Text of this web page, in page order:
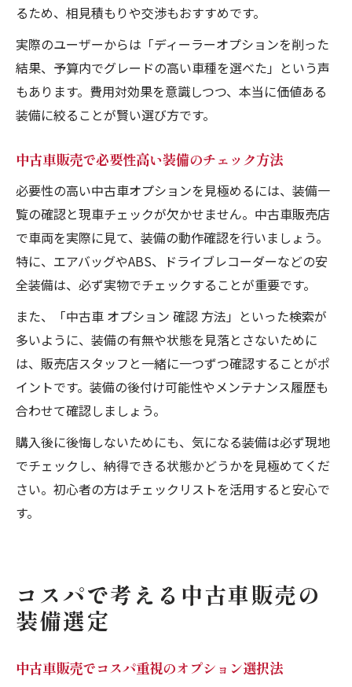
るため、相見積もりや交渉もおすすめです。
実際のユーザーからは「ディーラーオプションを削った
結果、予算内でグレードの高い車種を選べた」という声
もあります。費用対効果を意識しつつ、本当に価値ある
装備に絞ることが賢い選び方です。
中古車販売で必要性高い装備のチェック方法
必要性の高い中古車オプションを見極めるには、装備一
覧の確認と現車チェックが欠かせません。中古車販売店
で車両を実際に見て、装備の動作確認を行いましょう。
特に、エアバッグやABS、ドライブレコーダーなどの安
全装備は、必ず実物でチェックすることが重要です。
また、「中古車 オプション 確認 方法」といった検索が
多いように、装備の有無や状態を見落とさないために
は、販売店スタッフと一緒に一つずつ確認することがポ
イントです。装備の後付け可能性やメンテナンス履歴も
合わせて確認しましょう。
購入後に後悔しないためにも、気になる装備は必ず現地
でチェックし、納得できる状態かどうかを見極めてくだ
さい。初心者の方はチェックリストを活用すると安心で
す。
コスパで考える中古車販売の
装備選定
中古車販売でコスパ重視のオプション選択法